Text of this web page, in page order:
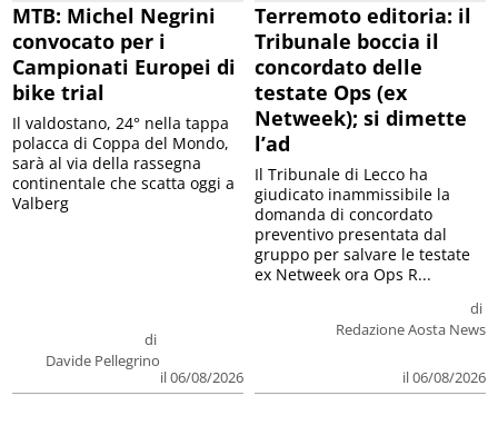
MTB: Michel Negrini
convocato per i
Campionati Europei di
bike trial
di
Davide Pellegrino
il 06/08/2026
Il valdostano, 24° nella tappa
polacca di Coppa del Mondo,
sarà al via della rassegna
continentale che scatta oggi a
Valberg
Terremoto editoria: il
Tribunale boccia il
concordato delle
testate Ops (ex
Netweek); si dimette
l’ad
di
Redazione Aosta News
il 06/08/2026
Il Tribunale di Lecco ha
giudicato inammissibile la
domanda di concordato
preventivo presentata dal
gruppo per salvare le testate
ex Netweek ora Ops R...